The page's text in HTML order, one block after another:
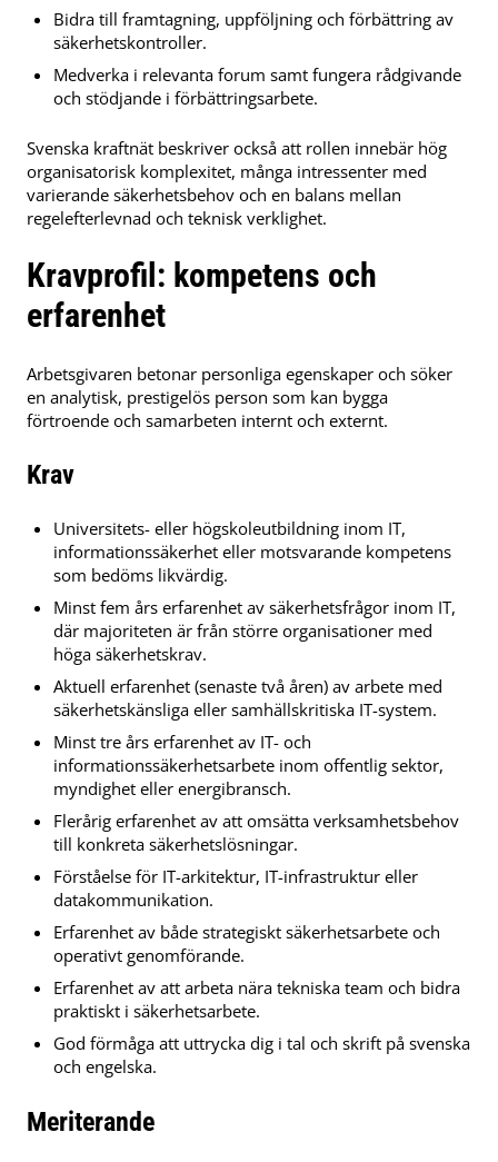
Bidra till framtagning, uppföljning och förbättring av
säkerhetskontroller.
Medverka i relevanta forum samt fungera rådgivande
och stödjande i förbättringsarbete.
Svenska kraftnät beskriver också att rollen innebär hög
organisatorisk komplexitet, många intressenter med
varierande säkerhetsbehov och en balans mellan
regelefterlevnad och teknisk verklighet.
Kravprofil: kompetens och
erfarenhet
Arbetsgivaren betonar personliga egenskaper och söker
en analytisk, prestigelös person som kan bygga
förtroende och samarbeten internt och externt.
Krav
Universitets- eller högskoleutbildning inom IT,
informationssäkerhet eller motsvarande kompetens
som bedöms likvärdig.
Minst fem års erfarenhet av säkerhetsfrågor inom IT,
där majoriteten är från större organisationer med
höga säkerhetskrav.
Aktuell erfarenhet (senaste två åren) av arbete med
säkerhetskänsliga eller samhällskritiska IT-system.
Minst tre års erfarenhet av IT- och
informationssäkerhetsarbete inom offentlig sektor,
myndighet eller energibransch.
Flerårig erfarenhet av att omsätta verksamhetsbehov
till konkreta säkerhetslösningar.
Förståelse för IT-arkitektur, IT-infrastruktur eller
datakommunikation.
Erfarenhet av både strategiskt säkerhetsarbete och
operativt genomförande.
Erfarenhet av att arbeta nära tekniska team och bidra
praktiskt i säkerhetsarbete.
God förmåga att uttrycka dig i tal och skrift på svenska
och engelska.
Meriterande